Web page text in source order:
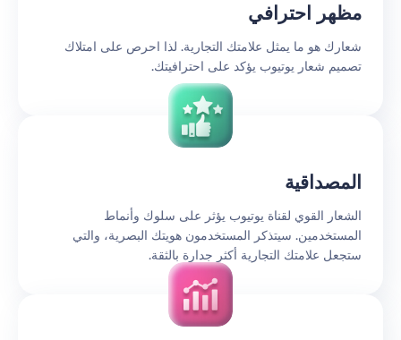
مظهر احترافي
شعارك هو ما يمثل علامتك التجارية. لذا احرص على امتلاك
تصميم شعار يوتيوب يؤكد على احترافيتك.
المصداقية
الشعار القوي لقناة يوتيوب يؤثر على سلوك وأنماط
المستخدمين. سيتذكر المستخدمون هويتك البصرية، والتي
ستجعل علامتك التجارية أكثر جدارة بالثقة.